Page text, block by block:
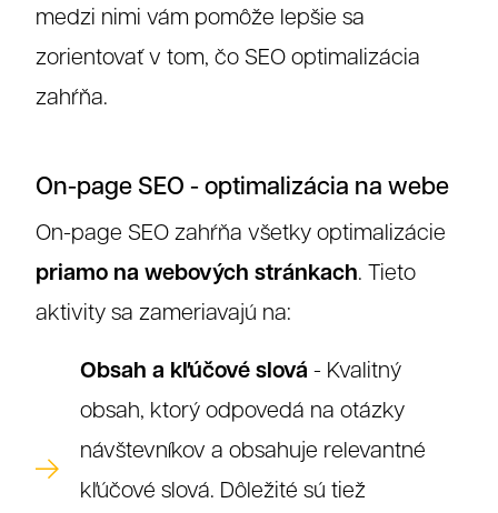
medzi nimi vám pomôže lepšie sa
zorientovať v tom, čo SEO optimalizácia
zahŕňa.
On-page SEO - optimalizácia na webe
On-page SEO zahŕňa všetky optimalizácie
priamo na webových stránkach. Tieto
aktivity sa zameriavajú na:
Obsah a kľúčové slová - Kvalitný
obsah, ktorý odpovedá na otázky
návštevníkov a obsahuje relevantné
kľúčové slová. Dôležité sú tiež